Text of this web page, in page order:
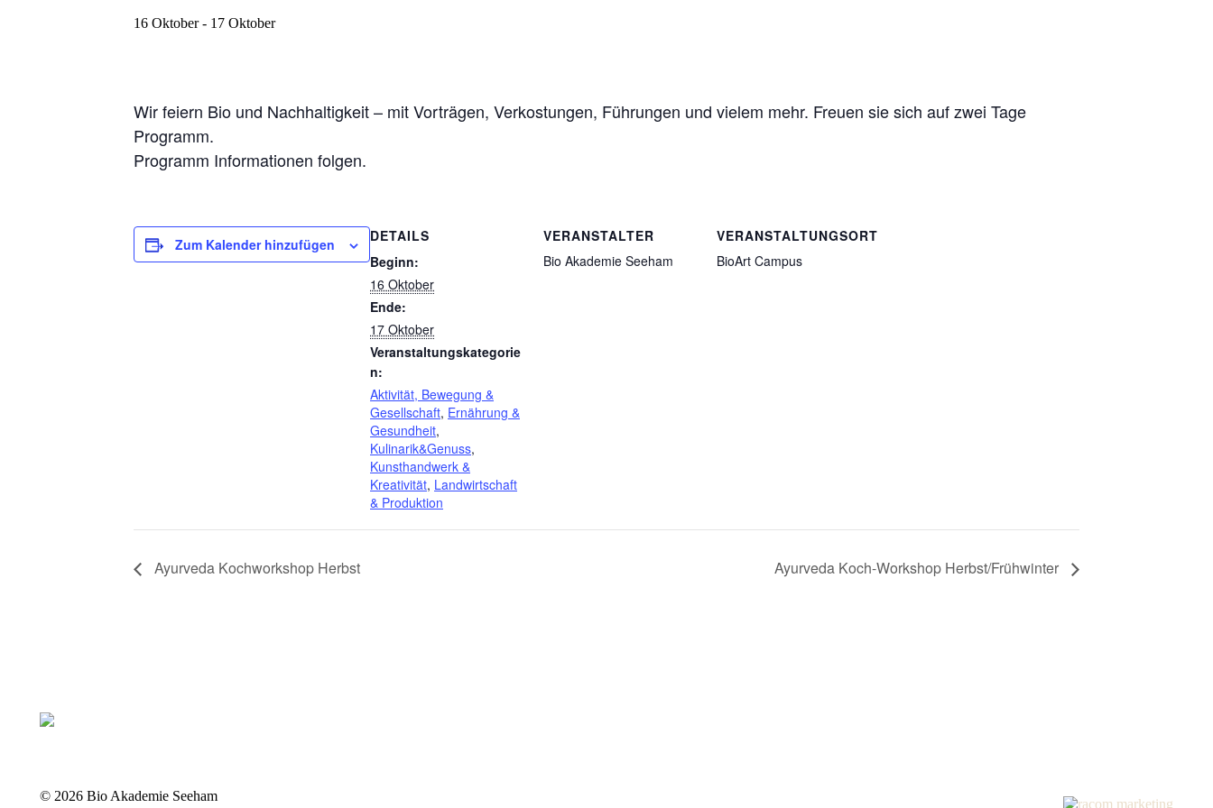
16 Oktober- 17 Oktober
Wir feiern Bio und Nachhaltigkeit – mit Vorträgen, Verkostungen, Führungen und vielem mehr. Freuen sie sich auf zwei Tage
Programm.
Programm Informationen folgen.
Zum Kalender hinzufügen
DETAILS
Beginn:
16 Oktober
Ende:
17 Oktober
Veranstaltungskategorie
n:
Aktivität, Bewegung &
Gesellschaft, Ernährung &
Gesundheit,
Kulinarik&Genuss,
Kunsthandwerk &
Kreativität, Landwirtschaft
& Produktion
VERANSTALTER
Bio Akademie Seeham
VERANSTALTUNGSORT
BioArt Campus
Ayurveda Kochworkshop Herbst Ayurveda Koch-Workshop Herbst/Frühwinter
© 2026 Bio Akademie Seeham